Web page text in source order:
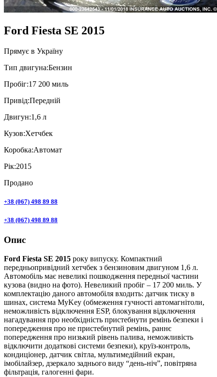
Ford Fiesta SE 2015
Прямує в Україну
Тип двигуна:Бензин
Пробiг:17 200 миль
Привiд:Передній
Двигун:1,6 л
Кузов:Хетчбек
Коробка:Автомат
Рік:2015
Продано
+38 (067) 498 89 88
+38 (067) 498 89 88
Опис
Ford Fiesta SE 2015 року випуску. Компактний
передньопривідний хетчбек з бензиновим двигуном 1,6 л.
Автомобіль має невеликі пошкодження передньої частини
кузова (видно на фото). Невеликий пробіг – 17 200 миль. У
комплектацію даного автомобіля входить: датчик тиску в
шинах, система MyKey (обмеження гучності автомагнітоли,
неможливість відключення ESP, блокування відключення
нагадування про необхідність пристебнути ремінь безпеки і
попередження про не пристебнутий ремінь, раннє
попередження про низький рівень палива, неможливість
відключити додаткові системи безпеки), круїз-контроль,
кондиціонер, датчик світла, мультимедійний екран,
імобілайзер, дзеркало заднього виду “день-ніч”, повітряна
фільтрація, галогенні фари.